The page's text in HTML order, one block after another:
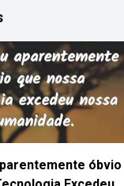
óbvio